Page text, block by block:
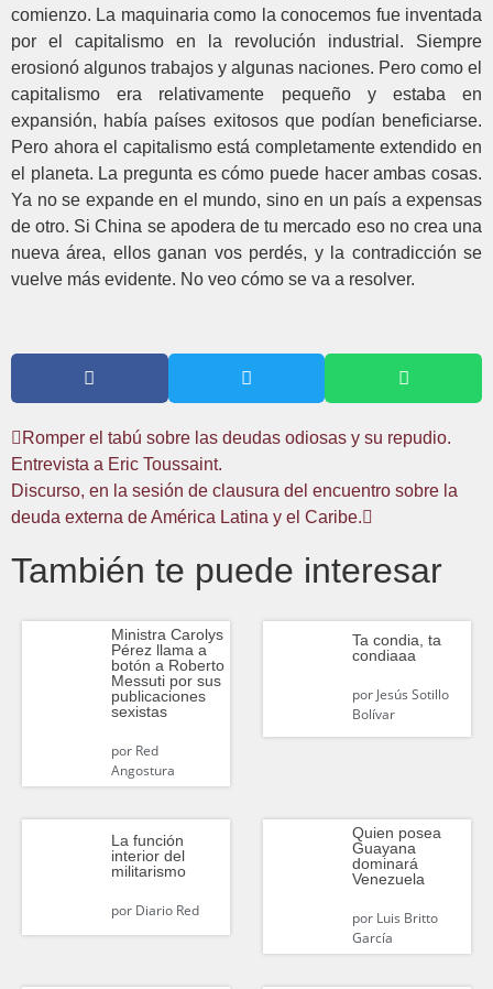
comienzo. La maquinaria como la conocemos fue inventada
por el capitalismo en la revolución industrial. Siempre
erosionó algunos trabajos y algunas naciones. Pero como el
capitalismo era relativamente pequeño y estaba en
expansión, había países exitosos que podían beneficiarse.
Pero ahora el capitalismo está completamente extendido en
el planeta. La pregunta es cómo puede hacer ambas cosas.
Ya no se expande en el mundo, sino en un país a expensas
de otro. Si China se apodera de tu mercado eso no crea una
nueva área, ellos ganan vos perdés, y la contradicción se
vuelve más evidente. No veo cómo se va a resolver.
Romper el tabú sobre las deudas odiosas y su repudio.
Entrevista a Eric Toussaint.
Discurso, en la sesión de clausura del encuentro sobre la
deuda externa de América Latina y el Caribe.
También te puede interesar
Ministra Carolys
Pérez llama a
botón a Roberto
Messuti por sus
publicaciones
sexistas
porRed
Angostura
Ta condia, ta
condiaaa
porJesús Sotillo
Bolívar
La función
interior del
militarismo
porDiario Red
Quien posea
Guayana
dominará
Venezuela
porLuis Britto
García